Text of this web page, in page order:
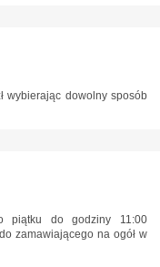
wybierając dowolny sposób
piątku do godziny 11:00
zamawiającego na ogół w